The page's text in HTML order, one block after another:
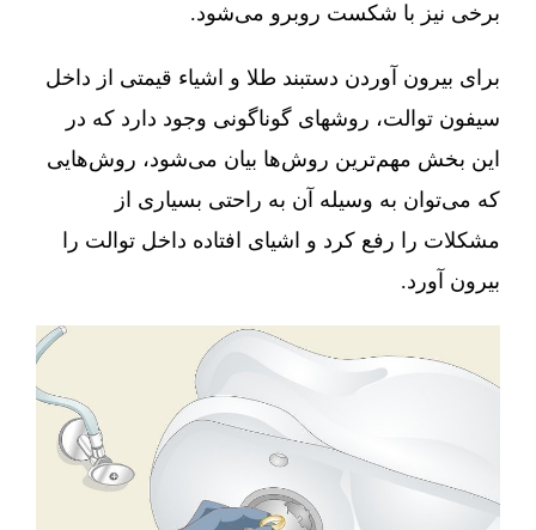
برخی نیز با شکست روبرو می‌شود.
برای بیرون آوردن دستبند طلا و اشیاء قیمتی از داخل
سیفون توالت، روشهای گوناگونی وجود دارد که در
این بخش مهم‌ترین روش‌ها بیان می‌شود، روش‌هایی
که می‌توان به وسیله آن به راحتی بسیاری از
مشکلات را رفع کرد و اشیای افتاده داخل توالت را
بیرون آورد.